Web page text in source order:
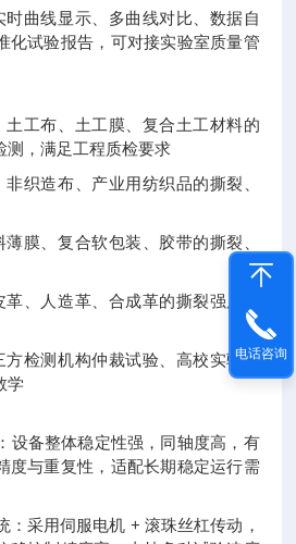
时曲线显示、多曲线对比、数据自
化试验报告，可对接实验室质量管
土工布、土工膜、复合土工材料的
测，满足工程质检要求
织造布、产业用纺织品的撕裂、
膜、复合软包装、胶带的撕裂、
、人造革、合成革的撕裂强度、
方检测机构仲裁试验、高校实验室
学
设备整体稳定性强，同轴度高，有
度与重复性，适配长期稳定运行需
：采用伺服电机 + 滚珠丝杠传动，
电话咨询